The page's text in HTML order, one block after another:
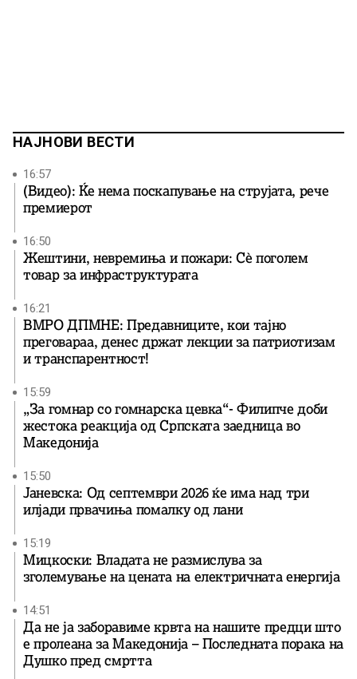
НАЈНОВИ ВЕСТИ
16:57
(Видео): Ќе нема поскапување на струјата, рече
премиерот
16:50
Жештини, невремиња и пожари: Сè поголем
товар за инфраструктурата
16:21
ВМРО ДПМНЕ: Предавниците, кои тајно
преговараа, денес држат лекции за патриотизам
и транспарентност!
15:59
„За гомнар со гомнарска цевка“- Филипче доби
жестока реакција од Српската заедница во
Македонија
15:50
Јаневска: Од септември 2026 ќе има над три
илјади првачиња помалку од лани
15:19
Мицкоски: Владата не размислува за
зголемување на цената на електричната енергија
14:51
Да не ја заборавиме крвта на нашите предци што
е пролеана за Македонија – Последната порака на
Душко пред смртта